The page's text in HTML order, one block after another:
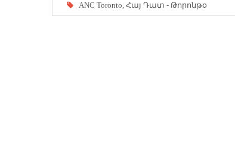
ANC Toronto, Հայ Դատ - Թորոնթօ